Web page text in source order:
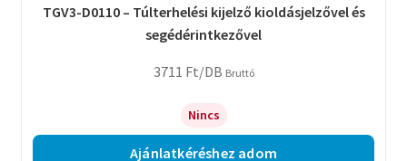
TGV3-D0110 – Túlterhelési kijelző kioldásjelzővel és
segédérintkezővel
3711 Ft/DB Bruttó
Nincs
Ajánlatkéréshez adom